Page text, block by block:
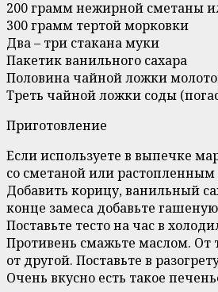
200 грамм нежирной сметаны
300 грамм тертой морковки
Два – три стакана муки
Пакетик ванильного сахара
Половина чайной ложки
Треть чайной ложки соды
Приготовление
Если используете в выпечке
со сметаной или
Добавить корицу, ванильный
конце замеса добавьте
Поставьте тесто на час в
Противень смажьте маслом. От
от другой. Поставьте в
Очень вкусно есть такое